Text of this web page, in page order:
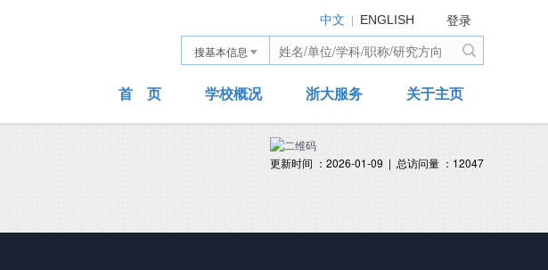
中文 | ENGLISH 登录
搜基本信息
首 页 学校概况 浙大服务 关于主页
更新时间 ： 2026-01-09 | 总访问量 ： 12047